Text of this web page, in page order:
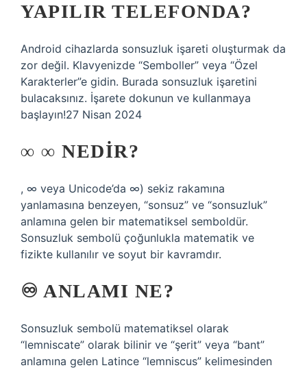
YAPILIR TELEFONDA?
Android cihazlarda sonsuzluk işareti oluşturmak da
zor değil. Klavyenizde “Semboller” veya “Özel
Karakterler”e gidin. Burada sonsuzluk işaretini
bulacaksınız. İşarete dokunun ve kullanmaya
başlayın!27 Nisan 2024
∞ ∞ NEDIR?
, ∞ veya Unicode’da ∞) sekiz rakamına
yanlamasına benzeyen, “sonsuz” ve “sonsuzluk”
anlamına gelen bir matematiksel semboldür.
Sonsuzluk sembolü çoğunlukla matematik ve
fizikte kullanılır ve soyut bir kavramdır.
♾ ANLAMI NE?
Sonsuzluk sembolü matematiksel olarak
“lemniscate” olarak bilinir ve “şerit” veya “bant”
anlamına gelen Latince “lemniscus” kelimesinden